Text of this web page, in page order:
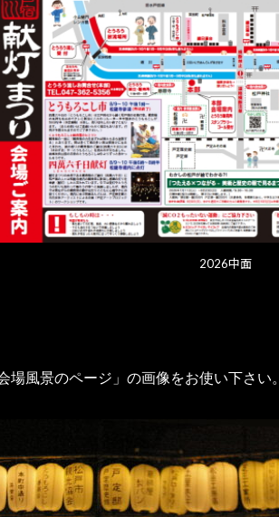
2026中面
会場風景のページ」 の画像をお使い下さい。